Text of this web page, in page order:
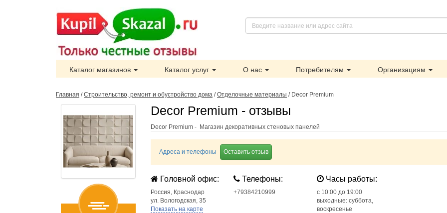
Каталог магазинов Каталог услуг О нас Потребителям Организациям
Главная /Строительство, ремонт и обустройство дома /Отделочные материалы / Decor Premium
Decor Premium - отзывы
Decor Premium - Магазин декоративных стеновых панелей
Адреса и телефоны Оставить отзыв
Головной офис:
Россия, Краснодар
ул. Вологодская, 35
Показать на карте
Телефоны:
+79384210999
Часы работы:
c 10:00 до 19:00
выходные: суббота,
воскресенье